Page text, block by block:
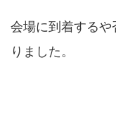
会場に到着する
りました。